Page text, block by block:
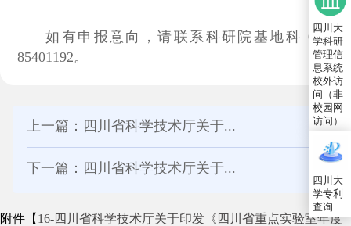
如有申报意向，请联系科研院基地科 028-
85401192。
上一篇：四川省科学技术厅关于...
下一篇：四川省科学技术厅关于...
附件【 16-四川省科学技术厅关于印发《四川省重点实验室年度
四川大
学科研
管理信
息系统
校外访
问（非
校园网
访问）
四川大
学专利
查询